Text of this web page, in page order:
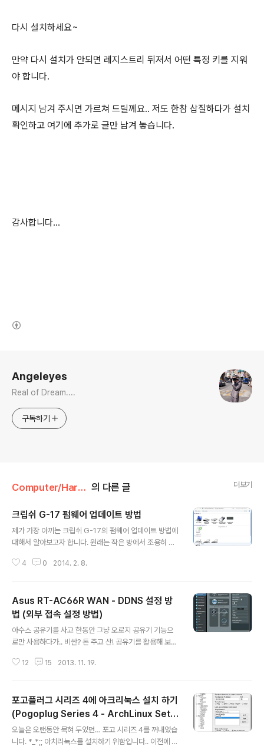
다시 설치하세요~
만약 다시 설치가 안되면 레지스트리 뒤져서 어떤 특정 키를 지워
야 합니다.
메시지 남겨 주시면 가르쳐 드릴께요.. 저도 한참 삽질하다가 설치
확인하고 여기에 추가로 글만 남겨 놓습니다.
감사합니다…
Angeleyes
Real of Dream....
구독하기
Computer/Hardware 의 다른 글 더보기
크립쉬 G-17 펌웨어 업데이트 방법
제가 가장 아끼는 크립쉬 G-17의 펌웨어 업데이트 방법에
대해서 알아보고자 합니다. 원래는 작은 방에서 조용히 잠
뉴가 바보가 되면서 이것 저것 설치하다가.. 갑자기 급.. 펌
버전입니다. 일단 저는 윈도우 8.1에서 진행하도록 하겠습
니다. 윈도우 7에서도 거의 비슷하게 진행되니 참고하시면
됩니다. 모든 내용은 http://www.klipsch.com/Educati
on/g-17-air-faq를 참고하여 진행하였습니다. 진행과정
업데이트를 할 수 있도록 모드를 변경 펌..
4 0 2014. 2. 8.
Asus RT-AC66R WAN - DDNS 설정 방
법 (외부 접속 설정 방법)
아수스 공유기를 사고 한동안 그냥 오로지 공유기 기능으
로만 사용하다가.. 비싼? 돈 주고 산! 공유기를 활용해 보자
아이피 타임이나, 전에 쓰던 D-LINK의 첫 화면과는 차원
을 지원하고 있습니다. 기능을 최대한으로 사용하기 위한
그 첫 걸음은 역시… 외부에서 이 공유기로 접속할 수 있도
록 설정되어야 할 것 같습니다. 그래서 외부 접속 (DDNS -
Dynamic Domain Name System) 설정 방법에 대해
서 알아보고자 합니다. DDNS Client 설정 DDNS Client
12 15 2013. 11. 19.
포고플러그 시리즈 4에 아크리눅스 설치 하기
(Pogoplug Series 4 - ArchLinux Setu
p)
오늘은 오랜동안 묵혀 두었던… 포고 시리즈 4를 꺼내었습
니다. *_*;; 아치리눅스를 설치하기 위함입니다.. 이전에 올